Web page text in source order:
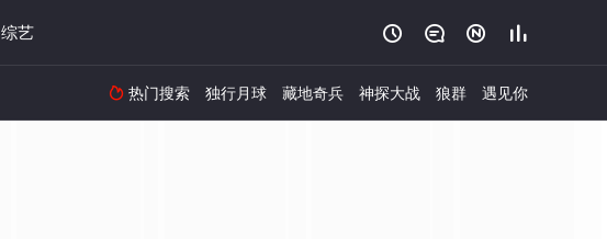
综艺    
 热门搜索 独行月球 藏地奇兵 神探大战 狼群 遇见你